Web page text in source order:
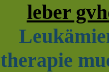
leber
therapie